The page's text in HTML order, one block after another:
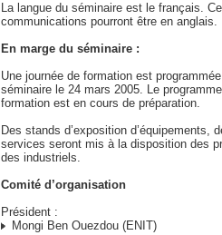
La langue du séminaire est le français.
communications pourront être en anglais.
En marge du séminaire :
Une journée de formation est
séminaire le 24 mars 2005. Le
formation est en cours de préparation.
Des stands d’exposition d’équipements,
services seront mis à la disposition des
des industriels.
Comité d’organisation
Président :
Mongi Ben Ouezdou (ENIT)